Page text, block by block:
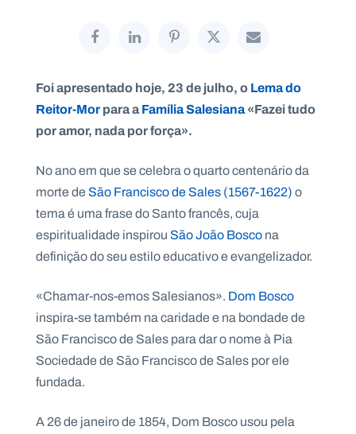
Foi apresentado hoje, 23 de julho, oLema do
Reitor-Morpara aFamília Salesiana«Fazei tudo
por amor, nada por força».
No ano em que se celebra o quarto centenário da
morte deSão Francisco de Sales (1567-1622)o
tema é uma frase do Santo francês, cuja
espiritualidade inspirouSão João Boscona
definição do seu estilo educativo e evangelizador.
«Chamar-nos-emos Salesianos». Dom Bosco
inspira-se também na caridade e na bondade de
São Francisco de Sales para dar o nome à Pia
Sociedade de São Francisco de Sales por ele
fundada.
A 26 de janeiro de 1854, Dom Bosco usou pela
O
T
L
N
I
O
A
S
a
e
i
a
n
o
s
.
p
t